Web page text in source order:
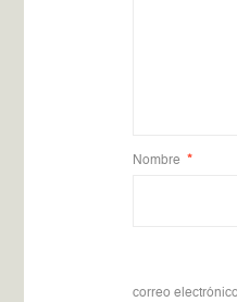
Nombre *
correo